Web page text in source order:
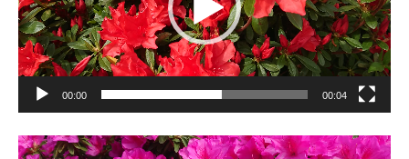
ー
ヤ
ー
00:00 00:04
動